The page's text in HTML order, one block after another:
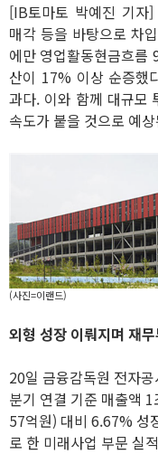
[IB토마토 박예진 기자
매각 등을 바탕으로 차
에만 영업활동현금흐름
산이 17% 이상 순증했
과다. 이와 함께 대규모
속도가 붙을 것으로 예
(사진=이랜드)
외형 성장 이뤄지며 재
20일 금융감독원 전자
분기 연결 기준 매출액
57억원) 대비 6.67% 성
로 한 미래사업 부문 실